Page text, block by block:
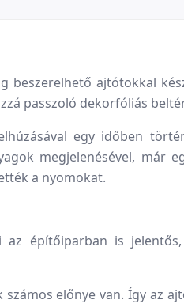
beszerelhető ajtótokkal
passzoló dekorfóliás
egy időben
megjelenésével,
a nyomokat.
az építőiparban is
előnye van. Így az